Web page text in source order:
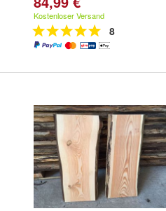
Kostenloser Versand
8